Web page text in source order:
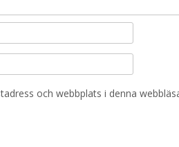
och webbplats i denna